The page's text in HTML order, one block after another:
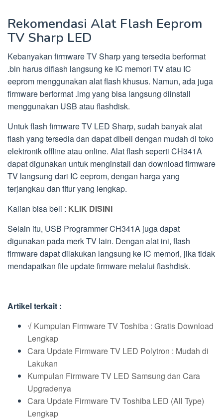
Rekomendasi Alat Flash Eeprom
TV Sharp LED
Kebanyakan firmware TV Sharp yang tersedia berformat
.bin harus diflash langsung ke IC memori TV atau IC
eeprom menggunakan alat flash khusus. Namun, ada juga
firmware berformat .img yang bisa langsung diinstall
menggunakan USB atau flashdisk.
Untuk flash firmware TV LED Sharp, sudah banyak alat
flash yang tersedia dan dapat dibeli dengan mudah di toko
elektronik offline atau online. Alat flash seperti CH341A
dapat digunakan untuk menginstall dan download firmware
TV langsung dari IC eeprom, dengan harga yang
terjangkau dan fitur yang lengkap.
Kalian bisa beli : KLIK DISINI
Selain itu, USB Programmer CH341A juga dapat
digunakan pada merk TV lain. Dengan alat ini, flash
firmware dapat dilakukan langsung ke IC memori, jika tidak
mendapatkan file update firmware melalui flashdisk.
Artikel terkait :
√ Kumpulan Firmware TV Toshiba : Gratis Download
Lengkap
Cara Update Firmware TV LED Polytron : Mudah di
Lakukan
Kumpulan Firmware TV LED Samsung dan Cara
Upgradenya
Cara Update Firmware TV Toshiba LED (All Type)
Lengkap